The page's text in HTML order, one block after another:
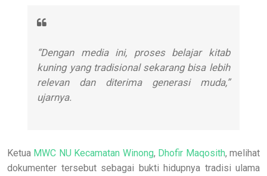
“Dengan media ini, proses belajar kitab
kuning yang tradisional sekarang bisa lebih
relevan dan diterima generasi muda,”
ujarnya.
Ketua MWC NU Kecamatan Winong, Dhofir Maqosith, melihat
dokumenter tersebut sebagai bukti hidupnya tradisi ulama